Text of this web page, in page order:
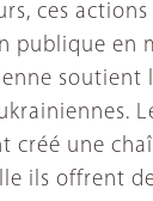
ces
publique en
soutient
créé une
ils offrent